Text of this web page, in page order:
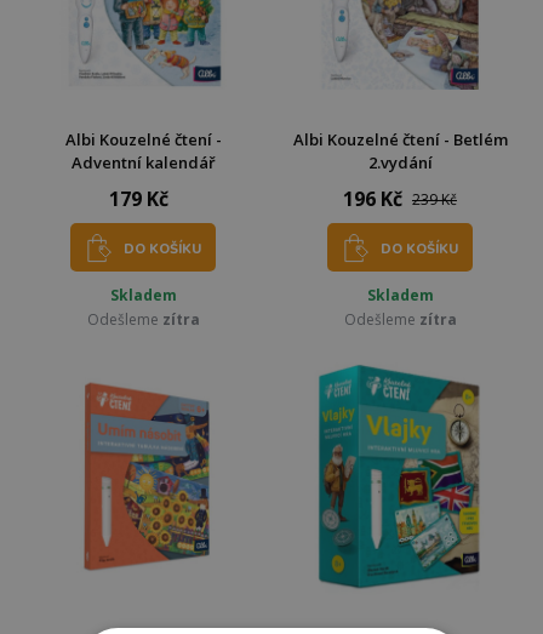
Albi Kouzelné čtení -
Adventní kalendář
179 Kč
DO KOŠÍKU
Skladem
Odešleme zítra
Albi Kouzelné čtení - Betlém
2.vydání
196 Kč 239 Kč
DO KOŠÍKU
Skladem
Odešleme zítra